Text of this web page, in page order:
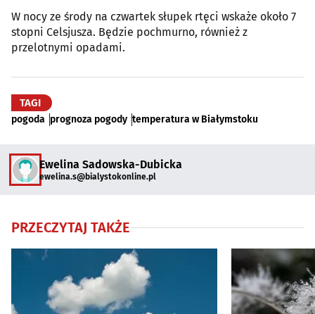
W nocy ze środy na czwartek słupek rtęci wskaże około 7
stopni Celsjusza. Będzie pochmurno, również z
przelotnymi opadami.
TAGI
pogoda prognoza pogody temperatura w Białymstoku
Ewelina Sadowska-Dubicka
ewelina.s@bialystokonline.pl
PRZECZYTAJ TAKŻE